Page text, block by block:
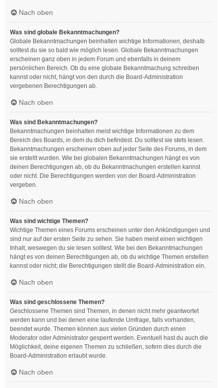
Nach oben
Was sind globale Bekanntmachungen?
Globale Bekanntmachungen beinhalten wichtige Informationen, deshalb
solltest du sie so bald wie möglich lesen. Globale Bekanntmachungen
erscheinen ganz oben in jedem Forum und ebenfalls in deinem
persönlichen Bereich. Ob du eine globale Bekanntmachung schreiben
kannst oder nicht, hängt von den durch die Board-Administration
vergebenen Berechtigungen ab.
Nach oben
Was sind Bekanntmachungen?
Bekanntmachungen beinhalten meist wichtige Informationen zu dem
Bereich des Boards, in dem du dich befindest. Du solltest sie stets lesen.
Bekanntmachungen erscheinen oben auf jeder Seite des Forums, in dem
sie erstellt wurden. Wie bei globalen Bekanntmachungen hängt es von
deinen Berechtigungen ab, ob du Bekanntmachungen erstellen kannst
oder nicht. Die Berechtigungen werden von der Board-Administration
vergeben.
Nach oben
Was sind wichtige Themen?
Wichtige Themen eines Forums erscheinen unter den Ankündigungen und
sind nur auf der ersten Seite zu sehen. Sie haben meist einen wichtigen
Inhalt, weswegen du sie lesen solltest. Wie bei den Bekanntmachungen
hängt es von deinen Berechtigungen ab, ob du wichtige Themen erstellen
kannst oder nicht; die Berechtigungen stellt die Board-Administration ein.
Nach oben
Was sind geschlossene Themen?
Geschlossene Themen sind Themen, in denen nicht mehr geantwortet
werden kann und bei denen eine laufende Umfrage, falls vorhanden,
beendet wurde. Themen können aus vielen Gründen durch einen
Moderator oder Administrator gesperrt werden. Eventuell hast du auch die
Möglichkeit, deine eigenen Themen zu schließen, sofern dies durch die
Board-Administration erlaubt wurde.
Nach oben